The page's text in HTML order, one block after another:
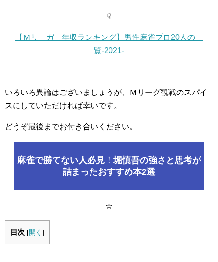
☟
【Ｍリーガー年収ランキング】男性麻雀プロ20人の一
覧-2021-
いろいろ異論はございましょうが、Ｍリーグ観戦のスパイ
スにしていただければ幸いです。
どうぞ最後までお付き合いください。
麻雀で勝てない人必見！堀慎吾の強さと思考が
詰まったおすすめ本2選
☆
目次 [開く ]